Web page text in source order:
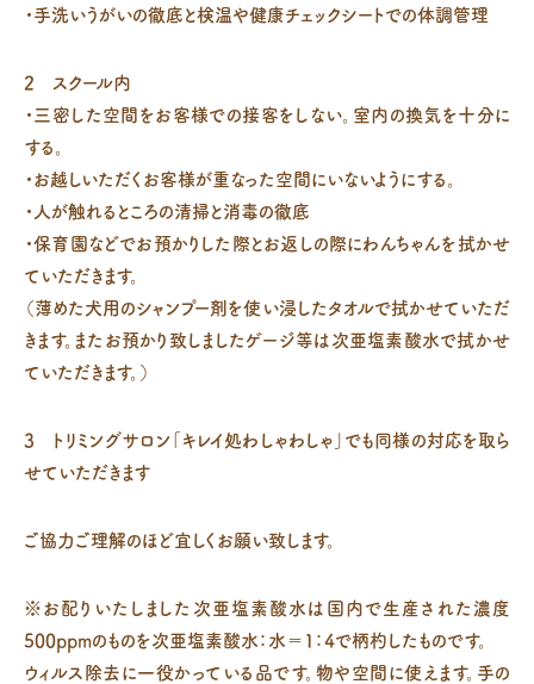
・手洗いうがいの徹底と検温や健康チェックシートでの体調管理
2 スクール内
・三密した空間をお客様での接客をしない。室内の換気を十分に
する。
・お越しいただくお客様が重なった空間にいないようにする。
・人が触れるところの清掃と消毒の徹底
・保育園などでお預かりした際とお返しの際にわんちゃんを拭かせ
ていただきます。
（薄めた犬用のシャンプー剤を使い浸したタオルで拭かせていただ
きます。またお預かり致しましたゲージ等は次亜塩素酸水で拭かせ
ていただきます。）
3 トリミングサロン「キレイ処わしゃわしゃ」でも同様の対応を取ら
せていただきます
ご協力ご理解のほど宜しくお願い致します。
※お配りいたしました次亜塩素酸水は国内で生産された濃度
500ppmのものを次亜塩素酸水：水＝1：4で柄杓したものです。
ウィルス除去に一役かっている品です。物や空間に使えます。手の